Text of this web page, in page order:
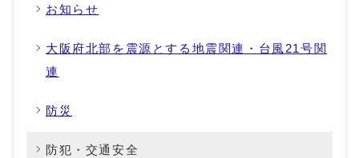
お知らせ
大阪府北部を震源とする地震関連・台風21号関
連
防災
防犯・交通安全